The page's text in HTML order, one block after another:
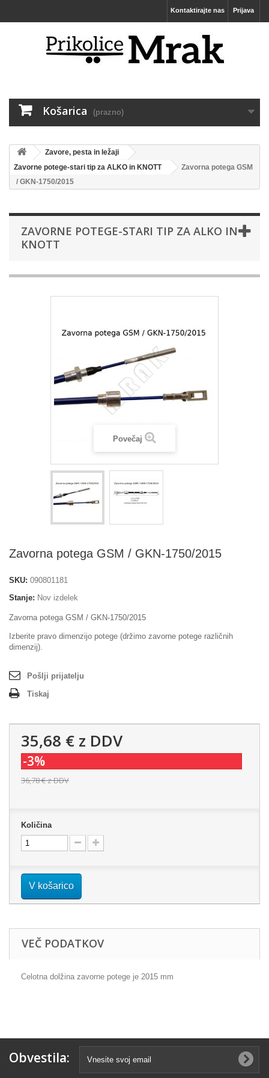
Prijava
Kontaktirajte nas
Košarica (prazno)
Zavore, pesta in ležaji
Zavorne potege-stari tip za ALKO in KNOTT
Zavorna potega GSM
/ GKN-1750/2015
ZAVORNE POTEGE-STARI TIP ZA ALKO IN
KNOTT
Povečaj
Zavorna potega GSM / GKN-1750/2015
SKU: 090801181
Stanje: Nov izdelek
Zavorna potega GSM / GKN-1750/2015
Izberite pravo dimenzijo potege (držimo zavorne potege različnih
dimenzij).
Pošlji prijatelju
Tiskaj
35,68 € z DDV
-3%
36,78 €z DDV
Količina
V košarico
VEČ PODATKOV
Celotna dolžina zavorne potege je 2015 mm
Obvestila: